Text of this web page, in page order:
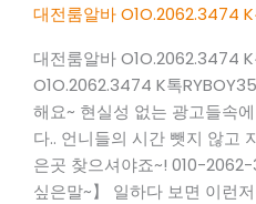
대전룸알바 O1O.2062.3474
대전룸알바 O1O.2062.3474
O1O.2062.3474 K톡
해요~ 현실성 없는 광고들속
다.. 언니들의 시간 뺏지 않고
은곳 찾으셔야죠~! 010-
싶은말~】 일하다 보면 이런